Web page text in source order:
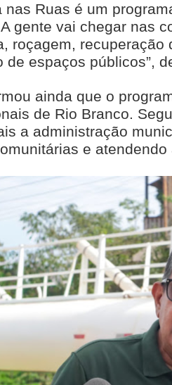
nas Ruas é um
gente vai chegar nas
roçagem, recuperação
de espaços públicos”,
ainda que o
de Rio Branco.
a administração
e